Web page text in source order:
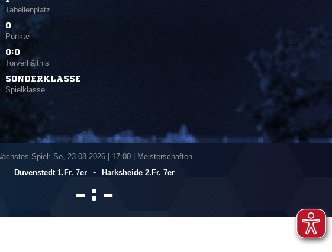
Tabellenplatz
0
Punkte
0:0
Torverhältnis
SONDERKLASSE
Spielklasse
Spiel: So, 23.08.2026| 17:00 | Meisterschaften
Duvenstedt 1.Fr. 7er
- Harksheide 2.Fr. 7er
 : 